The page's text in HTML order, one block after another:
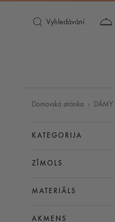
Vyhledávání
Domovská stránka DÁMY
KATEGORIJA
ZĪMOLS
MATERIĀLS
AKMENS